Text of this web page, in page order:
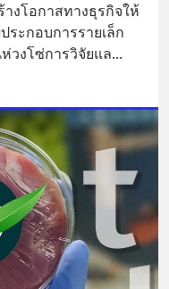
งโอกาสทางธุรกิจให้
ะกอบการรายเล็ก
วงโซ่การวิจัยแล...